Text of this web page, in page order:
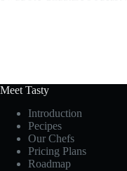
Meet Tasty
Introduction
Pecipes
Our Chefs
Pricing Plans
Roadmap